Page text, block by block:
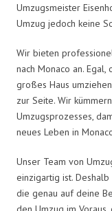
Umzugsmeister
Umzug jedoch keine
Wir bieten
nach Monaco an.
großes Haus
zur Seite. Wir
Umzugsprozesses,
neues Leben in
Unser Team von
einzigartig ist.
die genau auf deine